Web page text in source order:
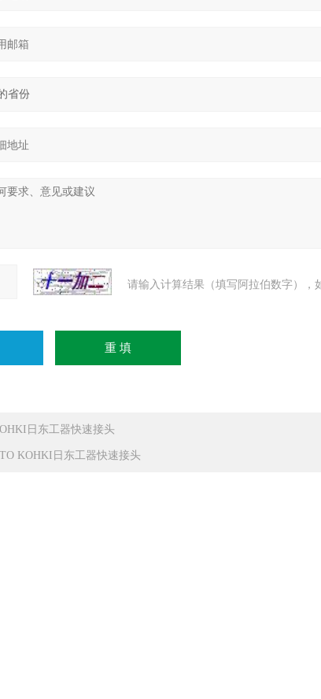
请输入计算结果（填写阿拉伯数字），
日东工器快速接头
KOHKI日东工器快速接头